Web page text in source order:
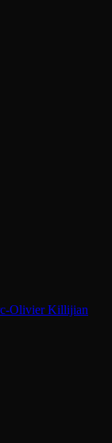
Olivier Killijian